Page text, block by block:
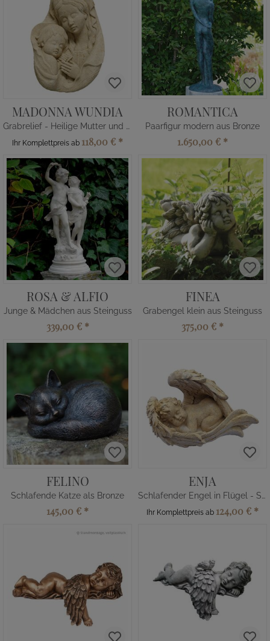
MADONNA WUNDIA
Grabrelief - Heilige Mutter und Jesus
Ihr Komplettpreis ab 118,00 € *
ROMANTICA
Paarfigur modern aus Bronze
1.650,00 € *
ROSA & ALFIO
Junge & Mädchen aus Steinguss
339,00 € *
FINEA
Grabengel klein aus Steinguss
375,00 € *
FELINO
Schlafende Katze als Bronze
145,00 € *
ENJA
Schlafender Engel in Flügel - Steinguss
Ihr Komplettpreis ab 124,00 € *